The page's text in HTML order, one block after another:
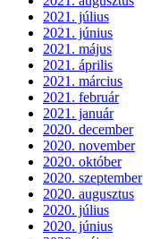
2021. július
2021. június
2021. május
2021. április
2021. március
2021. február
2021. január
2020. december
2020. november
2020. október
2020. szeptember
2020. augusztus
2020. július
2020. június